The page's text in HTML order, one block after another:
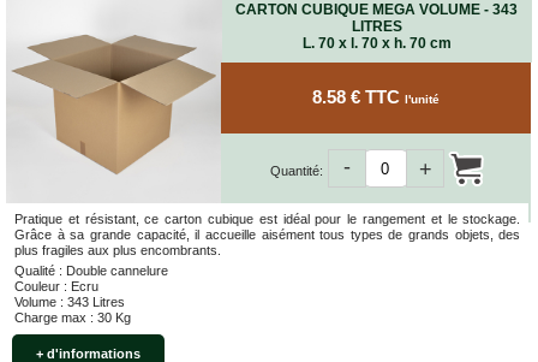
CARTON CUBIQUE MEGA VOLUME - 343
LITRES
L. 70 x l. 70 x h. 70 cm
Pratique et résistant, ce carton cubique est idéal pour le rangement et le stockage.
Grâce à sa grande capacité, il accueille aisément tous types de grands objets, des
plus fragiles aux plus encombrants.
Qualité : Double cannelure
Couleur : Ecru
Volume : 343 Litres
Charge max : 30 Kg
+ d'informations
8.58 € TTC l'unité
Quantité: +
-